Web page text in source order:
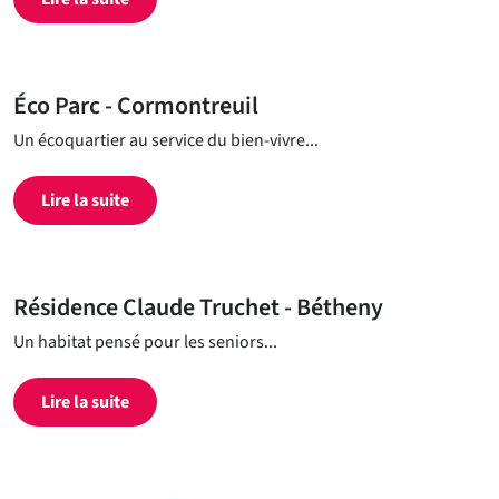
Éco Parc - Cormontreuil
Un écoquartier au service du bien-vivre...
Lire la suite
Résidence Claude Truchet - Bétheny
Un habitat pensé pour les seniors...
Lire la suite